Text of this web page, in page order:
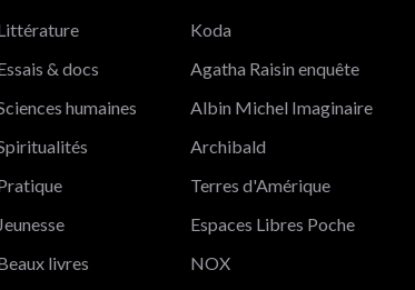
& docs
humaines
Jeunesse
livres
Koda
Agatha Raisin enquête
Albin Michel Imaginaire
Archibald
Terres d'Amérique
Espaces Libres Poche
NOX